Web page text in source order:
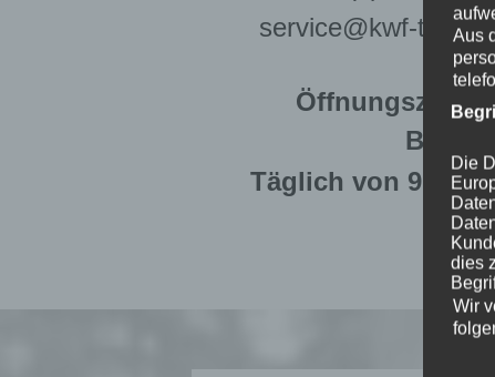
service@kwf-
Täglich von 9 – 18
Aus
Die
dies
Wir